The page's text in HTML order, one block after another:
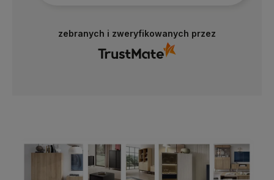
zebranych i zweryfikowanych przez